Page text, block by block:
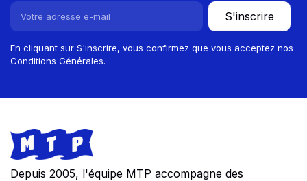
S'inscrire
En cliquant sur S'inscrire, vous confirmez que vous acceptez nos
Conditions Générales.
Footer
Store information
Depuis 2005, l'équipe MTP accompagne des